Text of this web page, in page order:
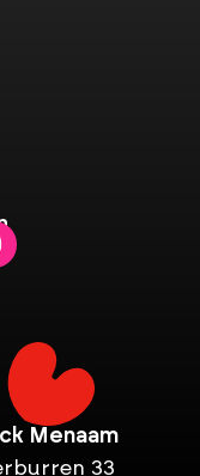
Menaam
33